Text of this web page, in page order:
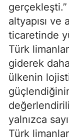
altyapısı ve
ticaretinde
Türk
giderek
ülkenin
yalnızca
Türk